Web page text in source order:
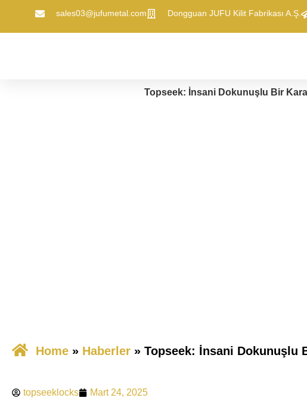
sales03@jufumetal.com ​Dongguan JUFU Kilit Fabrikası A.Ş.
Topseek: İnsani Dokunuşlu Bir
Home» ​Haberler» Topseek: İnsani Dokunuşlu
topseeklocks
Mart 24, 2025